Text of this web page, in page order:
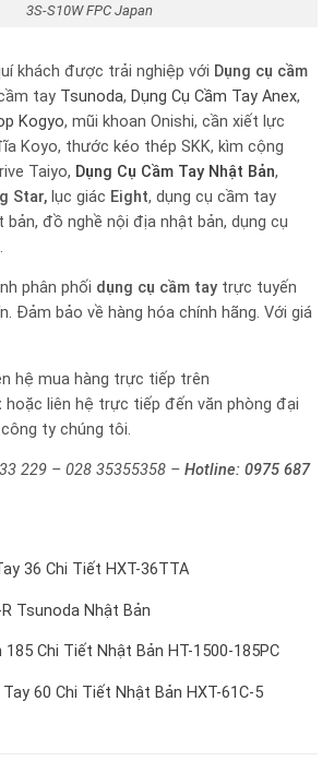
3S-S10W FPC Japan
khách được trải nghiệp với Dụng cụ cầm
tay Tsunoda, Dụng Cụ Cầm Tay Anex,
Kogyo, mũi khoan Onishi, cần xiết lực
Koyo, thước kéo thép SKK, kìm cộng
Taiyo, Dụng Cụ Cầm Tay Nhật Bản,
Star, lục giác Eight, dụng cụ cầm tay
bản, đồ nghề nội địa nhật bản, dụng cụ
phân phối dụng cụ cầm tay trực tuyến
Đảm bảo về hàng hóa chính hãng. Với giá
hệ mua hàng trực tiếp trên
hoặc liên hệ trực tiếp đến văn phòng đại
ty chúng tôi.
229 – 028 35355358 – Hotline: 0975 687
36 Chi Tiết HXT-36TTA
Tsunoda Nhật Bản
Chi Tiết Nhật Bản HT-1500-185PC
60 Chi Tiết Nhật Bản HXT-61C-5